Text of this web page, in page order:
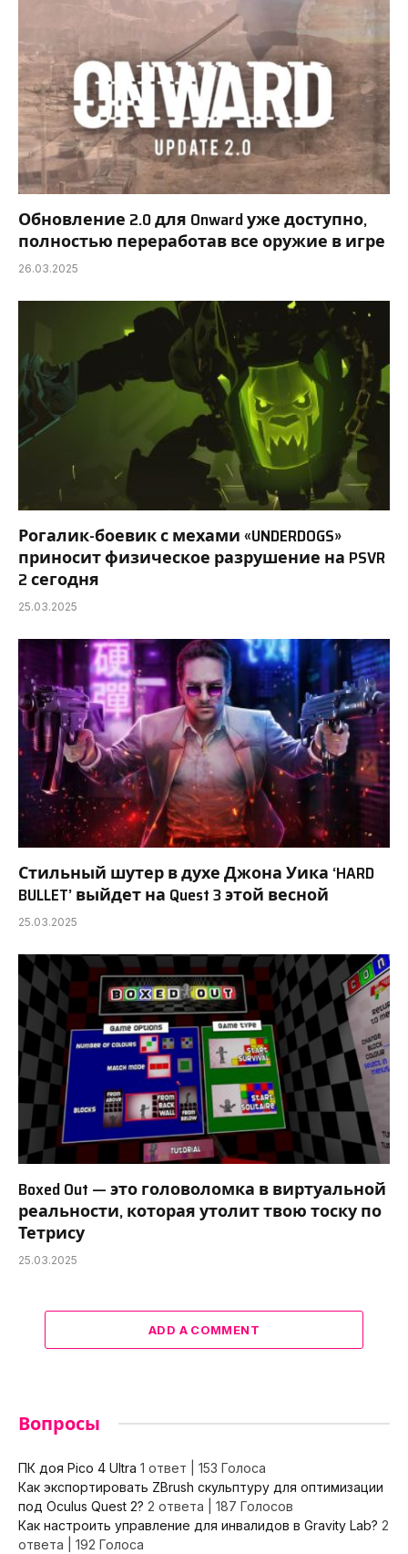
Обновление 2.0 для Onward уже доступно,
полностью переработав все оружие в игре
26.03.2025
Рогалик-боевик с мехами «UNDERDOGS»
приносит физическое разрушение на PSVR
2 сегодня
25.03.2025
Стильный шутер в духе Джона Уика ‘HARD
BULLET’ выйдет на Quest 3 этой весной
25.03.2025
Boxed Out — это головоломка в виртуальной
реальности, которая утолит твою тоску по
Тетрису
25.03.2025
ADD A COMMENT
Вопросы
ПК доя Pico 4 Ultra 1 ответ
153 Голоса
Как экспортировать ZBrush скульптуру для оптимизации
под Oculus Quest 2? 2 ответа
187 Голосов
Как настроить управление для инвалидов в Gravity Lab? 2
ответа
192 Голоса